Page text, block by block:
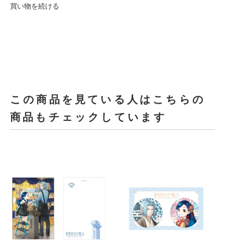
買い物を続ける
この商品を見ている人はこちらの
商品もチェックしています